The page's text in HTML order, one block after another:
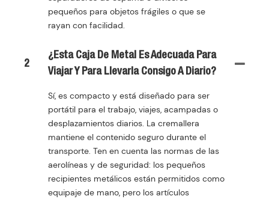
pequeños para objetos frágiles o que se
rayan con facilidad.
2
¿Esta Caja De Metal Es Adecuada Para
Viajar Y Para Llevarla Consigo A Diario?
Sí, es compacto y está diseñado para ser
portátil para el trabajo, viajes, acampadas o
desplazamientos diarios. La cremallera
mantiene el contenido seguro durante el
transporte. Ten en cuenta las normas de las
aerolíneas y de seguridad: los pequeños
recipientes metálicos están permitidos como
equipaje de mano, pero los artículos